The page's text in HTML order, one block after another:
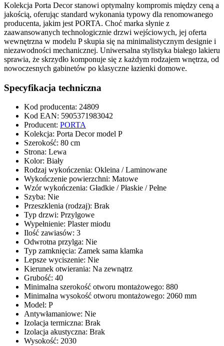
Kolekcja Porta Decorstanowi optymalny kompromis między ceną a
jakością, oferując standard wykonania typowy dla renomowanego
producenta, jakim jest PORTA. Choć marka słynie z
zaawansowanych technologicznie drzwi wejściowych, jej oferta
wewnętrzna w modelu Pskupia się na minimalistycznym designie i
niezawodności mechanicznej. Uniwersalna stylistyka białego lakieru
sprawia, że skrzydło komponuje się z każdym rodzajem wnętrza, od
nowoczesnych gabinetów po klasyczne łazienki domowe.
Specyfikacja techniczna
Kod producenta: 24809
Kod EAN: 5905371983042
Producent: PORTA
Kolekcja: Porta Decor model P
Szerokość: 80 cm
Strona: Lewa
Kolor: Biały
Rodzaj wykończenia: Okleina / Laminowane
Wykończenie powierzchni: Matowe
Wzór wykończenia: Gładkie / Płaskie / Pełne
Szyba: Nie
Przeszklenia (rodzaj): Brak
Typ drzwi: Przylgowe
Wypełnienie: Plaster miodu
Ilość zawiasów: 3
Odwrotna przylga: Nie
Typ zamknięcia: Zamek sama klamka
Lepsze wyciszenie: Nie
Kierunek otwierania: Na zewnątrz
Grubość: 40
Minimalna szerokość otworu montażowego: 880
Minimalna wysokość otworu montażowego: 2060 mm
Model: P
Antywłamaniowe: Nie
Izolacja termiczna: Brak
Izolacja akustyczna: Brak
Wysokość: 2030